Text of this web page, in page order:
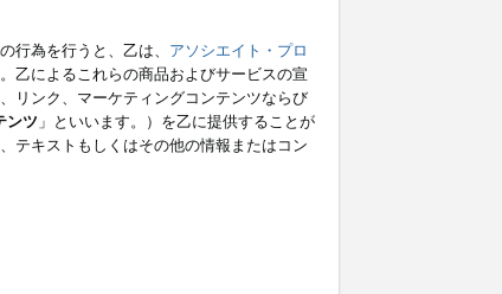
行為を行うと、乙は、 アソシエイト・プロ
乙によるこれらの商品およびサービスの宣
リンク、マーケティングコンテンツならび
ンツ 」といいます。）を乙に提供することが
テキストもしくはその他の情報またはコン